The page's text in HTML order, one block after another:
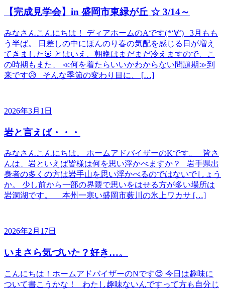
【完成見学会】in 盛岡市東緑が丘 ☆ 3/14～
みなさんこんにちは！ ディアホームのAです(*‘∀‘) 3月もも
う半ば。 日差しの中にほんのり春の気配を感じる日が増え
てきました🌸 とはいえ、朝晩はまだまだ冷えますので、こ
の時期もまた、 ≪何を着たらいいかわからない問題期≫到
来です😥 そんな季節の変わり目に、 […]
2026年3月1日
岩と言えば・・・
みなさんこんにちは。 ホームアドバイザーのKです。 皆さ
んは、岩といえば皆様は何を思い浮かべますか？ 岩手県出
身者の多くの方は岩手山を思い浮かべるのではないでしょう
か。 少し前から一部の界隈で思いをはせる方が多い場所は
岩洞湖です。 本州一寒い盛岡市薮川の氷上ワカサ […]
2026年2月17日
いまさら気づいた？好き…。
こんにちは！ホームアドバイザーのNです😊 今日は趣味に
ついて書こうかな！ わたし趣味ないんですって方も自分じ